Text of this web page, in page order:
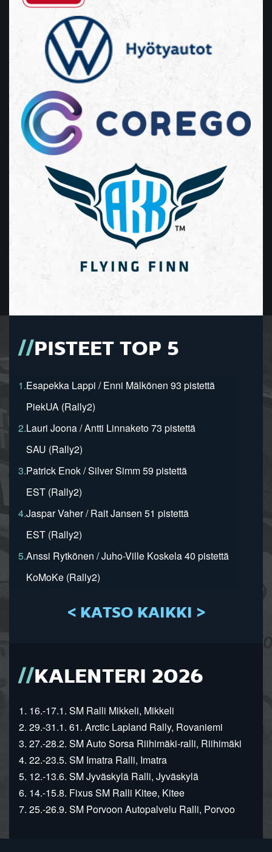
PISTEET TOP 5
1.Esapekka Lappi / Enni Mälkönen 93 pistettä
PiekUA (Rally2)
2.Lauri Joona / Antti Linnaketo 73 pistettä
SAU (Rally2)
3.Patrick Enok / Silver Simm 59 pistettä
EST (Rally2)
4.Jaspar Vaher / Rait Jansen 51 pistettä
EST (Rally2)
5.Anssi Rytkönen / Juho-Ville Koskela 40 pistettä
KoMoKe (Rally2)
< KATSO KAIKKI >
KALENTERI 2026
1. 16.-17.1. SM Ralli Mikkeli, Mikkeli
2. 29.-31.1. 61. Arctic Lapland Rally, Rovaniemi
3. 27.-28.2. SM Auto Sorsa Riihimäki-ralli, Riihimäki
4. 22.-23.5. SM Imatra Ralli, Imatra
5. 12.-13.6. SM Jyväskylä Ralli, Jyväskylä
6. 14.-15.8. Fixus SM Ralli Kitee, Kitee
7. 25.-26.9. SM Porvoon Autopalvelu Ralli, Porvoo